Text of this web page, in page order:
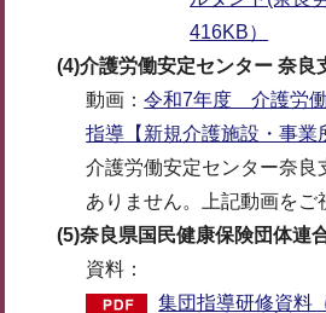
416KB）
(4)介護労働安定センター 奈良
動画：令和7年度 介護労
指導【新規介護施設・事業
介護労働安定センター奈良
ありません。上記動画をご
(5)奈良県国民健康保険団体連
資料：
集団指導研修資料